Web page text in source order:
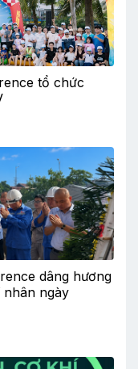
tổ chức
dâng hương
nhân ngày